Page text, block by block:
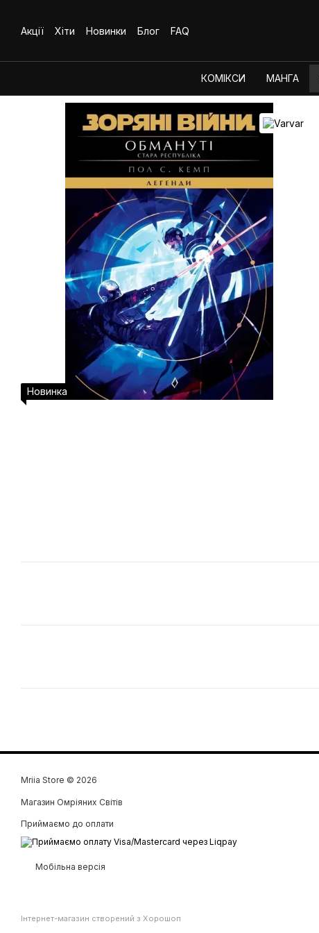
Акції
Хіти Новинки Блог FAQ
КОМІКСИ МАНГА
Новинка
Mriia Store © 2026
Магазин Омріяних Світів
Приймаємо до оплати
Мобільна версія
Інтернет-магазин створений з Хорошоп